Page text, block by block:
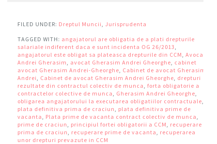
FILED UNDER: Dreptul Muncii, Jurisprudenta
TAGGED WITH: angajatorul are obligatia de a plati drepturile
salariale indiferent daca e sunt incidenta OG 26/2013,
angajatorul este obligat sa plateasca drepturile din CCM, Avocat
Andrei Gherasim, avocat Gherasim Andrei Gheorghe, cabinet
avocat Gherasim Andrei-Gheorghe, Cabinet de avocat Gherasim
Andrei, Cabinet de avocat Gherasim Andrei Gheorghe, drepturi
rezultate din contractul colectiv de munca, forta obligatorie a
contractelor colective de munca, Gherasim Andrei Gheorghe,
obligarea angajatorului la executarea obligatiilor contractuale,
plata definitiva prima de craciun, plata definitiva prime de
vacanta, Plata prime de vacanta contract colectiv de munca,
prime de craciun, principiul fortei obligatorii a CCM, recuperare
prima de craciun, recuperare prime de vacanta, recuperarea
unor drepturi prevazute in CCM